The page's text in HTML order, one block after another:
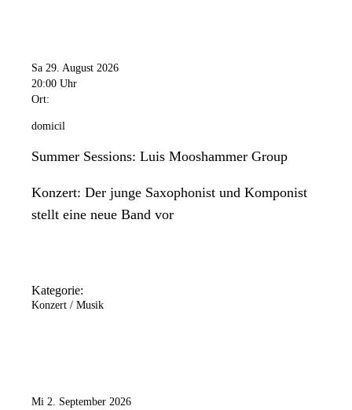
Sa 29. August 2026
20:00 Uhr
Ort:
domicil
Summer Sessions: Luis Mooshammer Group
Konzert: Der junge Saxophonist und Komponist
stellt eine neue Band vor
Kategorie:
Konzert / Musik
Mi 2. September 2026